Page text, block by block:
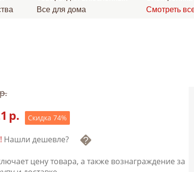
Все для дома
Смотреть
р. Скидка 74%
Нашли дешевле?
цену товара, а также вознаграждение за